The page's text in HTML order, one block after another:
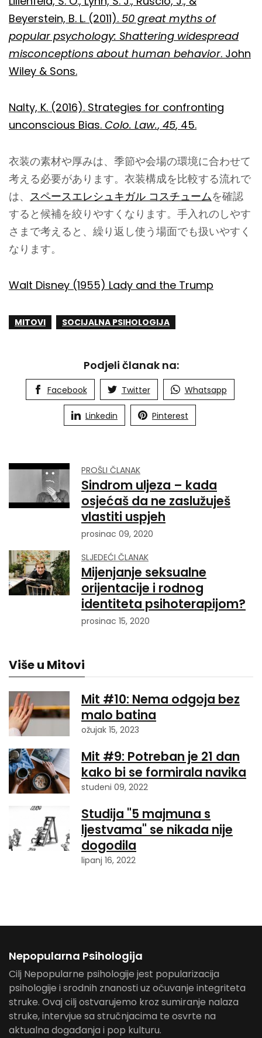
Beyerstein, B. L. (2011). 50 great myths of
popular psychology: Shattering widespread
misconceptions about human behavior. John
Wiley & Sons.
Nalty, K. (2016). Strategies for confronting
unconscious Bias. Colo. Law., 45, 45.
衣装の素材や厚みは、季節や会場の環境に合わせて
考える必要があります。衣装構成を比較する流れで
は、 スペースエレシュキガル コスチュームを確認
すると候補を絞りやすくなります。手入れのしやす
さまで考えると、繰り返し使う場面でも扱いやすく
なります。
Walt Disney (1955) Lady and the Trump
MITOVI SOCIJALNA PSIHOLOGIJA
Podjeli članak na:
Facebook Twitter Whatsapp
Linkedin Pinterest
PROŠLI ČLANAK
Sindrom uljeza – kada
osjećaš da ne zaslužuješ
vlastiti uspjeh
prosinac 09, 2020
SLJEDEĆI ČLANAK
Mijenjanje seksualne
orijentacije i rodnog
identiteta psihoterapijom?
prosinac 15, 2020
Više u Mitovi
Mit #10: Nema odgoja bez
malo batina
ožujak 15, 2023
Mit #9: Potreban je 21 dan
kako bi se formirala navika
studeni 09, 2022
Studija "5 majmuna s
ljestvama" se nikada nije
dogodila
lipanj 16, 2022
Nepopularna Psihologija
Cilj Nepopularne psihologije jest popularizacija
psihologije i srodnih znanosti uz očuvanje integriteta
struke. Ovaj cilj ostvarujemo kroz sumiranje nalaza
struke, intervjue sa stručnjacima te osvrte na
aktualna događanja i pop kulturu.